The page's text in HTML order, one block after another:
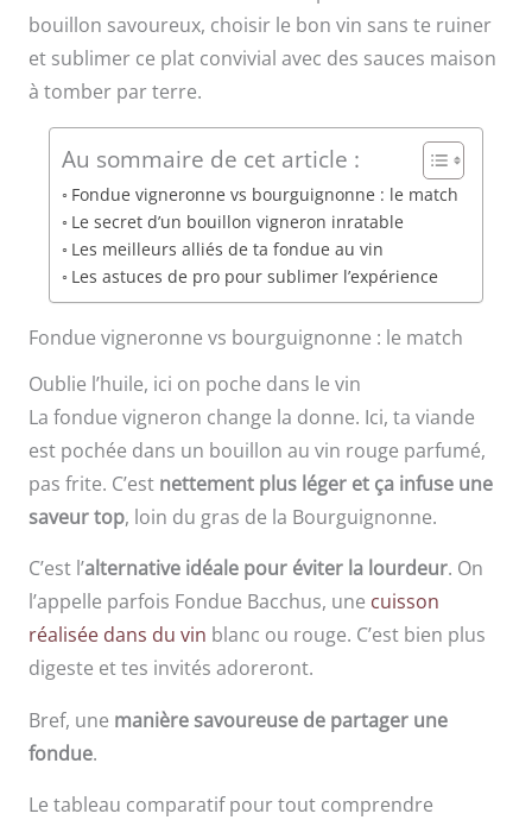
bouillon savoureux, choisir le bon vin sans te ruiner
et sublimer ce plat convivial avec des sauces maison
à tomber par terre.
Au sommaire de cet article :
Fondue vigneronne vs bourguignonne : le match
Le secret d’un bouillon vigneron inratable
Les meilleurs alliés de ta fondue au vin
Les astuces de pro pour sublimer l’expérience
Fondue vigneronne vs bourguignonne : le match
Oublie l’huile, ici on poche dans le vin
La fondue vigneron change la donne. Ici, ta viande
est pochée dans un bouillon au vin rouge parfumé,
pas frite. C’est nettement plus léger et ça infuse une
saveur top, loin du gras de la Bourguignonne.
C’est l’alternative idéale pour éviter la lourdeur. On
l’appelle parfois Fondue Bacchus, une cuisson
réalisée dans du vin blanc ou rouge. C’est bien plus
digeste et tes invités adoreront.
Bref, une manière savoureuse de partager une
fondue.
Le tableau comparatif pour tout comprendre